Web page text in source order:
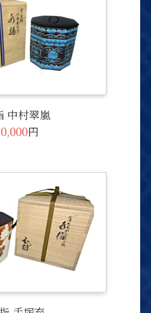
中村翠嵐
円